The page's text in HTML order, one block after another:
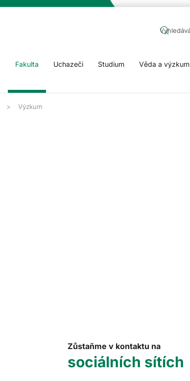
Fakulta Uchazeči Studium Věda a výzkum
Výzkum
Zůstaňme v kontaktu na
sociálních sítích